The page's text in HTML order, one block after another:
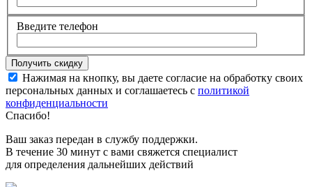
Введите телефон
Нажимая на кнопку, вы даете согласие на обработку своих
персональных данных и соглашаетесь с политикой
конфиденциальности
Спасибо!
Ваш заказ передан в службу поддержки.
В течение 30 минут с вами свяжется специалист
для определения дальнейших действий